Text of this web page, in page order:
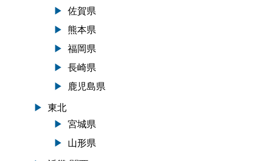
佐賀県
熊本県
福岡県
長崎県
鹿児島県
東北
宮城県
山形県